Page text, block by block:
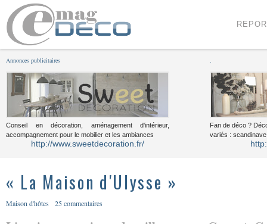
Annonces publicitaires
Conseil en décoration, aménagement d'intérieur,
accompagnement pour le mobilier et les ambiances
http://www.sweetdecoration.fr/
Fan de déco ?
variés :
« La Maison d'Ulysse »
Maison d'hôtes 25 commentaires